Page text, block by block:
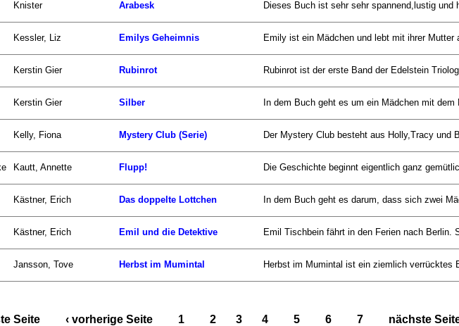
Knister Arabesk Dieses Buch ist sehr sehr spannend,lustig und
Kessler, Liz Emilys Geheimnis Emily ist ein Mädchen und lebt mit ihrer Mutter
Kerstin Gier Rubinrot Rubinrot ist der erste Band der Edelstein
Kerstin Gier Silber In dem Buch geht es um ein Mädchen mit
Kelly, Fiona Mystery Club (Serie) Der Mystery Club besteht aus Holly,Tracy und
Kautt, Annette Flupp! Die Geschichte beginnt eigentlich ganz
Kästner, Erich Das doppelte Lottchen In dem Buch geht es darum, dass sich zwei
Kästner, Erich Emil und die Detektive Emil Tischbein fährt in den Ferien nach Berlin.
Jansson, Tove Herbst im Mumintal Herbst im Mumintal ist ein ziemlich verrücktes
Seite ‹ vorherige Seite 1 2 3 4 5 6 7 nächste